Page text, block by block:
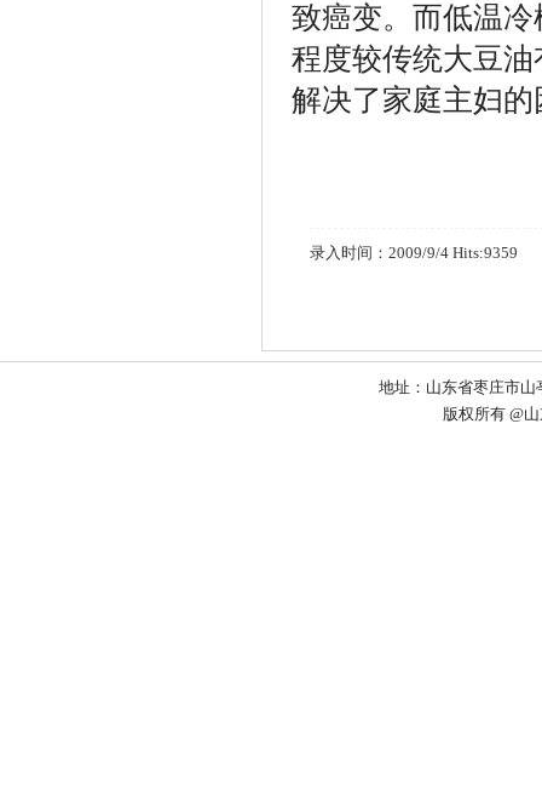
致癌变。而低温
程度较传统大豆
解决了家庭主妇的
录入时间：2009/9/4 Hits:9359
地址：山东省枣庄市
版权所有 @